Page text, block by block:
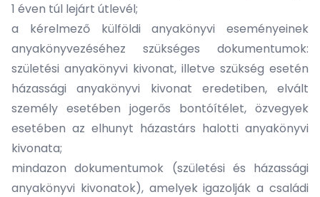
1 éven túl lejárt útlevél;
a kérelmező külföldi anyakönyvi eseményeinek
anyakönyvezéséhez szükséges dokumentumok:
születési anyakönyvi kivonat, illetve szükség esetén
házassági anyakönyvi kivonat eredetiben, elvált
személy esetében jogerős bontóítélet, özvegyek
esetében az elhunyt házastárs halotti anyakönyvi
kivonata;
mindazon dokumentumok (születési és házassági
anyakönyvi kivonatok), amelyek igazolják a családi